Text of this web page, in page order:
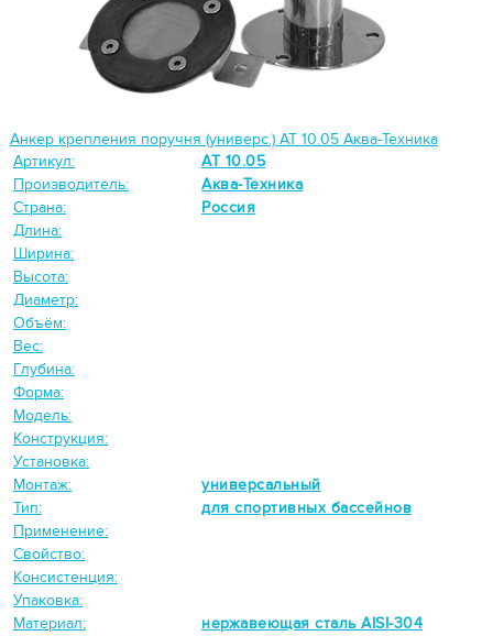
Анкер крепления поручня (универс.) АТ 10.05 Аква-Техника
Артикул:
АТ 10.05
Производитель:
Аква-Техника
Страна:
Россия
Длина:
Ширина:
Высота:
Диаметр:
Объём:
Вес:
Глубина:
Форма:
Модель:
Конструкция:
Установка:
Монтаж:
универсальный
Тип:
для спортивных бассейнов
Применение:
Свойство:
Консистенция:
Упаковка:
Материал:
нержавеющая сталь AISI-304